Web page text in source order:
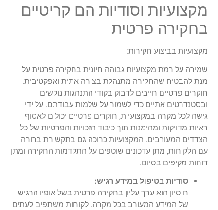
מקצועיות וסודיות הם קריטיים
בחקירה פרטית
מקצועיות בביצוע חקירות:
שמירה על רמת מקצועיות גבוהה חיונית בחקירה פרטית על
מנת להבטיח שהחקירה מתנהלת בצורה אתית ואפקטיבית.
חוקרים פרטיים חייבים לדבוק בקודי התנהגות נוקשים
ובסטנדרטים אתיים כדי לשמור על שלמות עבודתם. על ידי
גישה לכל מקרה במקצועיות, חוקרים פרטיים יכולים לאסוף
ראיות מדויקות ומהימנות תוך כיבוד הזכויות והפרטיות של כל
הצדדים המעורבים. המקצועיות כרוכה גם בתקשורת ברורה
עם הלקוחות, מתן עדכונים שוטפים על התקדמות החקירה ומתן
דוחות מקיפים בסיום.
סודיות בטיפול במידע רגיש:
חיסיון הוא ערך עליון בחקירה פרטית בשל אופיו הרגיש
של המידע המעורב בכל מקרה. לקוחות משתפים לעתים